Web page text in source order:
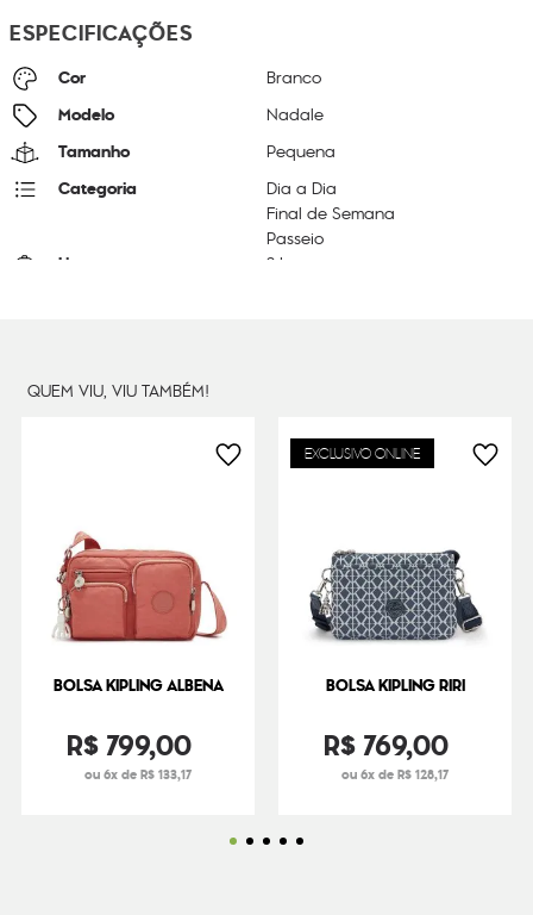
ESPECIFICAÇÕES
Cor Branco
Modelo Nadale
Tamanho Pequena
Categoria
Dia a Dia
Final de Semana
Passeio
Litragem 3 L
QUEM VIU, VIU TAMBÉM!
BOLSA KIPLING ALBENA
R$799,00
ou 6x de R$ 133,17
EXCLUSIVO ONLINE
BOLSA KIPLING RIRI
R$769,00
ou 6x de R$ 128,17